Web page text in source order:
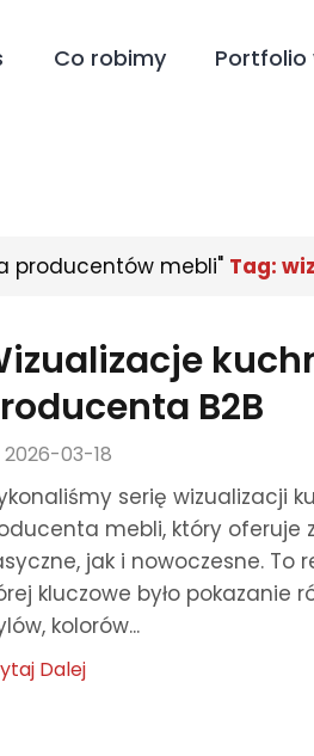
Co robimy Portfolio
producentów mebli" Tag:
B2B
2026-03-18
serię wizualizacji
mebli, który oferuje
jak i nowoczesne. To
kluczowe było pokazanie
kolorów...
Dalej